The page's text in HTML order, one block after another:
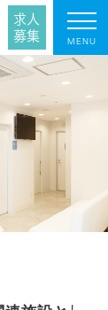
求人
募集
MENU